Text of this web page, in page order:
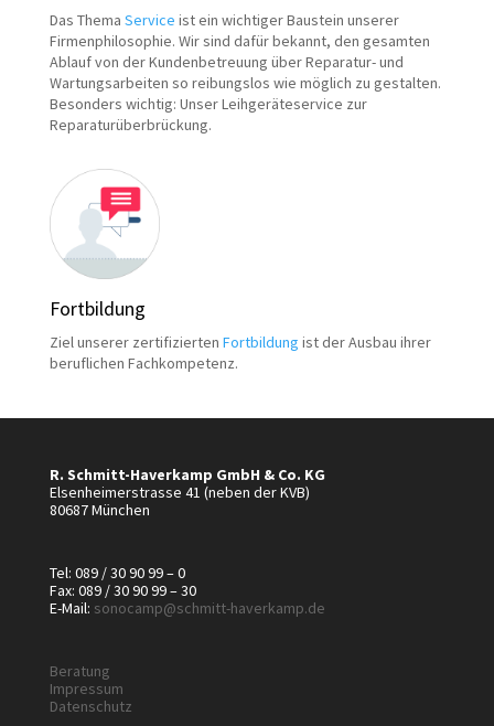
Das Thema Service ist ein wichtiger Baustein unserer
Firmenphilosophie. Wir sind dafür bekannt, den gesamten
Ablauf von der Kundenbetreuung über Reparatur- und
Wartungsarbeiten so reibungslos wie möglich zu gestalten.
Besonders wichtig: Unser Leihgeräteservice zur
Reparaturüberbrückung.
Fortbildung
Ziel unserer zertifizierten Fortbildung ist der Ausbau ihrer
beruflichen Fachkompetenz.
R. Schmitt-Haverkamp GmbH & Co. KG
Elsenheimerstrasse 41 (neben der KVB)
80687 München
Tel: 089 / 30 90 99 – 0
Fax: 089 / 30 90 99 – 30
E-Mail: sonocamp@schmitt-haverkamp.de
Beratung
Impressum
Datenschutz